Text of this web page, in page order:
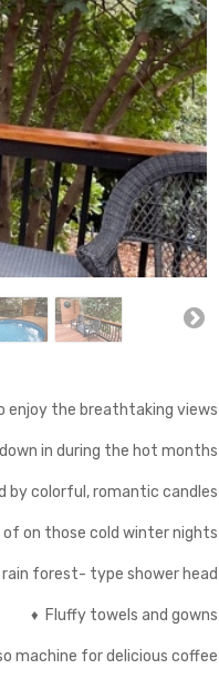
enjoy the breathtaking views
in during the hot months
by colorful, romantic candles
on those cold winter nights
rain forest- type shower head
♦ Fluffy towels and gowns
machine for delicious coffee